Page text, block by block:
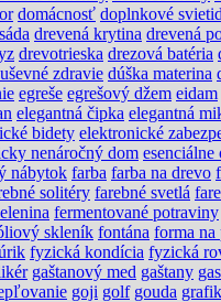
domácnosť doplnkové
drevená krytina drevená
drevotrieska drezová batéria
zdravie dúška materina
egreše egrešový džem eidam
elegantná čipka elegantná
bidety elektronické
nenáročný dom esenciálne
nábytok farba farba na drevo
solitéry farebné svetlá
fermentované potraviny
skleník fontána forma na
fyzická kondícia fyzická
gaštanový med gaštany
goji golf gouda